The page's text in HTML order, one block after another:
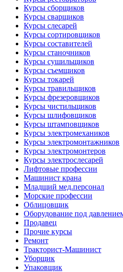
Курсы сборщиков
Курсы сварщиков
Курсы слесарей
Курсы сортировщиков
Курсы составителей
Курсы станочников
Курсы сушильщиков
Курсы съемщиков
Курсы токарей
Курсы травильщиков
Курсы фрезеровщиков
Курсы чистильщиков
Курсы шлифовщиков
Курсы штамповщиков
Курсы электромехаников
Курсы электромонтажников
Курсы электромонтеров
Курсы электрослесарей
Лифтовые профессии
Машинист крана
Младщий мед.персонал
Морские профессии
Облицовщик
Оборудование под
Продавец
Прочие курсы
Ремонт
Тракторист-Машинист
Уборщик
Упаковщик